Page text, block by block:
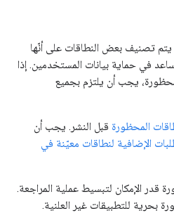
يتم تصنيف بعض النطاقات على أنّها
في حماية بيانات المستخدمين. إذا
يجب أن يلتزم بجميع
المحظورة قبل النشر. يجب أن
الإضافية لنطاقات معيّنة في
قدر الإمكان لتبسيط عملية المراجعة.
بحرية للتطبيقات غير العلنية.